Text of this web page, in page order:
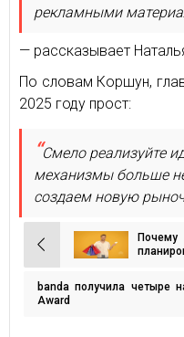
рекламными
— рассказывает
По словам Коршун,
2025 году прост:
Смело реализуйте
механизмы больше
создаем новую
Навигация
по
записям
banda получила четыре
Award